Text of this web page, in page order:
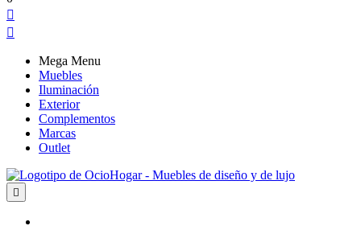


Mega Menu
Muebles
Iluminación
Exterior
Complementos
Marcas
Outlet
